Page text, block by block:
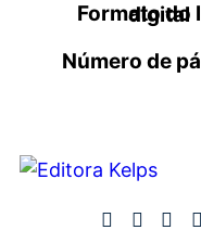
Formato do livro digital
Número de